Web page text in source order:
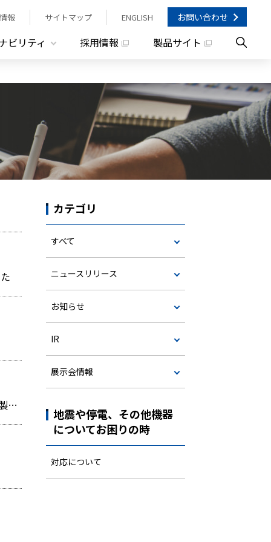
報 サイトマップ ENGLISH お問い合わせ
ビリティ 採用情報 製品サイト
一般社団法人日本ボイラ協会 愛媛支部主催「2026年度 優良ボイラー技士等表彰」にて ミウラグループの製造会社の3名が「優良ボイラー溶接士」として表彰されました
カテゴリ
すべて
ニュースリリース
お知らせ
IR
展示会情報
地震や停電、その他機器
についてお困りの時
対応について